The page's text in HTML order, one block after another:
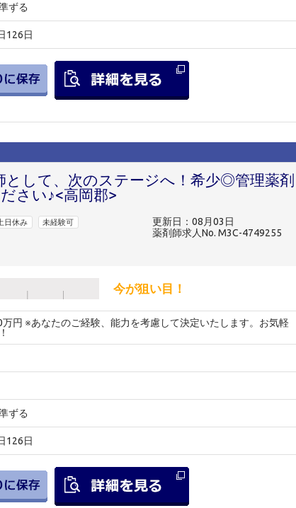
ずる
126日
として、次のステージへ！希少◎管理薬剤
さい♪<高岡郡>
日休み
未経験可
更新日：08月03日
薬剤師求人No. M3C-4749255
今が狙い目！
円 ※あなたのご経験、能力を考慮して決定いたします。お気軽
ずる
126日